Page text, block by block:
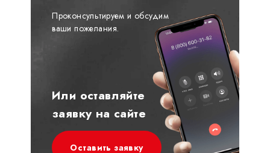
Проконсультируем и обсудим
ваши пожелания.
Или оставляйте
заявку на сайте
Оставить заявку